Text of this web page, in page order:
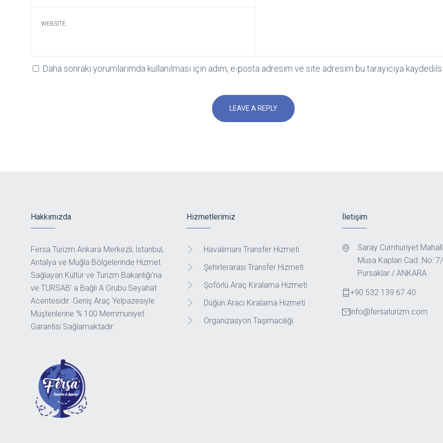
WEBSITE
Daha sonraki yorumlarımda kullanılması için adım, e-posta adresim ve site adresim bu tarayıcıya
Hakkımızda
Fersa Turizm Ankara Merkezli; İstanbul,
Antalya ve Muğla Bölgelerinde Hizmet
Sağlayan Kültür ve Turizm Bakanlığı’na
ve TURSAB’ a Bağlı A Grubu Seyahat
Acentesidir. Geniş Araç Yelpazesiyle
Müşterilerine % 100 Memmuniyet
Garantisi Sağlamaktadır.
Hizmetlerimiz
Havalimanı Transfer Hizmeti
Şehirlerarası Transfer Hizmeti
Şoförlü Araç Kiralama Hizmeti
Düğün Aracı Kiralama Hizmeti
Organizasyon Taşımacılığı
İletişim
Saray Cumhuriyet
Musa Kaplan Cad. No:
Pursaklar / ANKARA
+90 532 139 67 40
info@fersaturizm.com